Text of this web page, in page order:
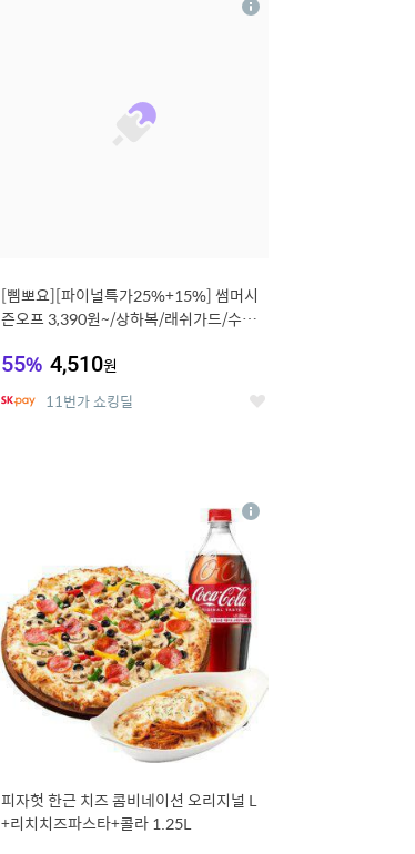
[삠뽀요][파이널특가25%+15%] 썸머시
즌오프 3,390원~/상하복/래쉬가드/수영
55% 4,510원
11번가 쇼킹딜 좋
상
피자헛 한근 치즈 콤비네이션 오리지널 L
+리치치즈파스타+콜라 1.25L
상